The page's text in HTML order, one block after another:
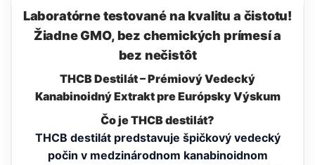
Laboratórne testované na kvalitu a čistotu!
Žiadne GMO, bez chemických prímesí a
bez nečistôt
THCB Destilát – Prémiový Vedecký
Kanabinoidný Extrakt pre Európsky Výskum
Čo je THCB destilát?
THCB destilát predstavuje špičkový vedecký
počin v medzinárodnom kanabinoidnom